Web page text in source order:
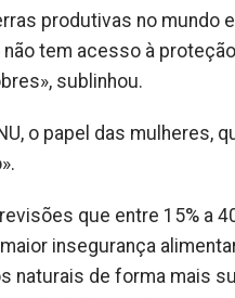
produtivas no
tem acesso à
sublinhou.
o papel das mulheres,
que entre 15% a
insegurança
naturais de forma mais